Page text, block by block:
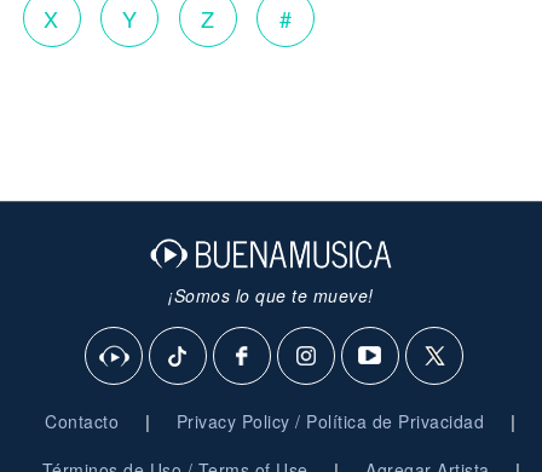
X Y Z #
¡Somos lo que te mueve!
Contacto | Privacy Policy / Política de Privacidad |